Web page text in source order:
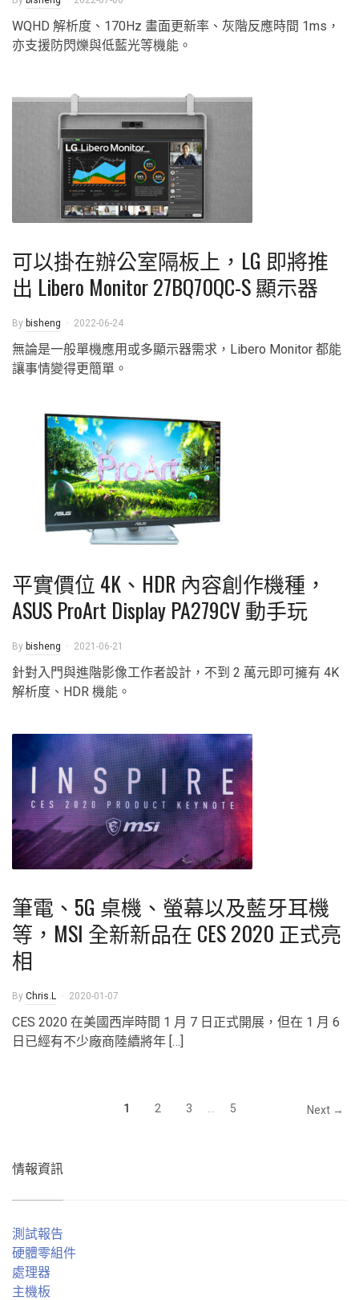
WQHD 解析度、170Hz 畫面更新率、灰階反應時間 1ms，
亦支援防閃爍與低藍光等機能。
可以掛在辦公室隔板上，LG 即將推
出 Libero Monitor 27BQ70QC-S 顯示器
By bisheng 2022-06-24
無論是一般單機應用或多顯示器需求，Libero Monitor 都能
讓事情變得更簡單。
平實價位 4K、HDR 內容創作機種，
ASUS ProArt Display PA279CV 動手玩
By bisheng 2021-06-21
針對入門與進階影像工作者設計，不到 2 萬元即可擁有 4K
解析度、HDR 機能。
筆電、5G 桌機、螢幕以及藍牙耳機
等，MSI 全新新品在 CES 2020 正式亮
相
By Chris.L 2020-01-07
CES 2020 在美國西岸時間 1 月 7 日正式開展，但在 1 月 6
日已經有不少廠商陸續將年 […]
1 2 3 5 Next →
情報資訊
測試報告
硬體零組件
處理器
主機板